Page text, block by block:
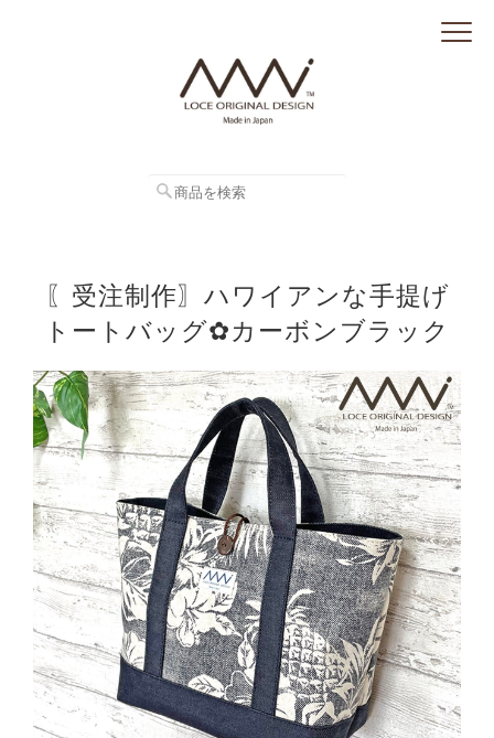
〖受注制作〗ハワイアンな手提げ
トートバッグ✿カーボンブラック